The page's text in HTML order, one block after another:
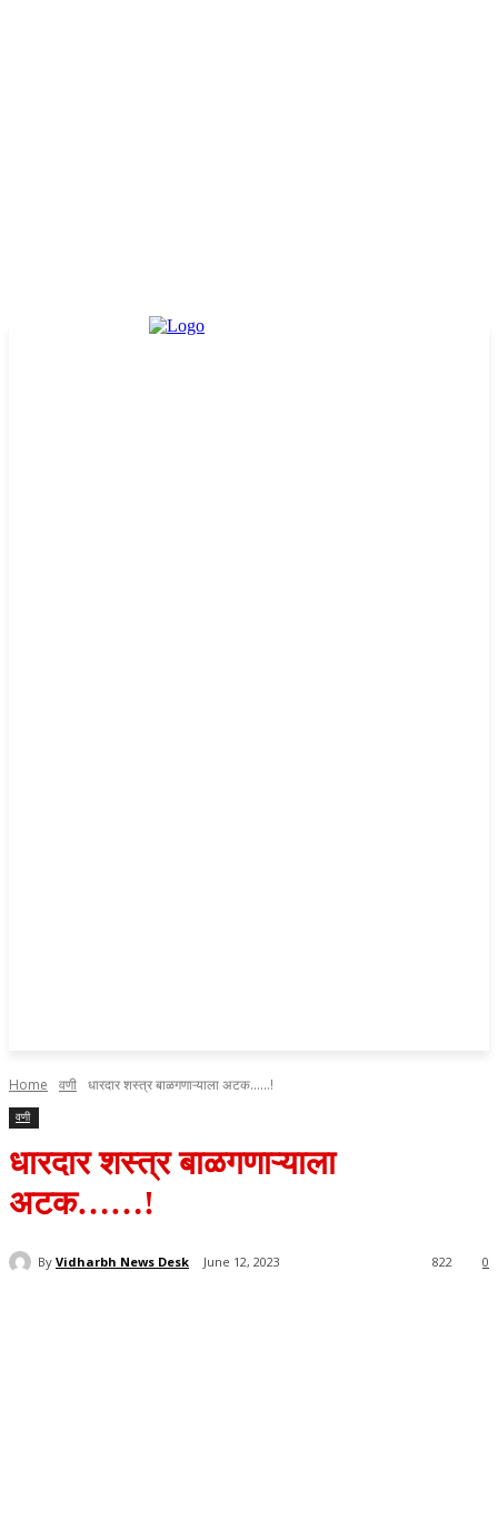
Home वणी धारदार शस्त्र बाळगणाऱ्याला अटक......!
वणी
धारदार शस्त्र बाळगणाऱ्याला
अटक……!
By Vidharbh News Desk June 12, 2023 0
822